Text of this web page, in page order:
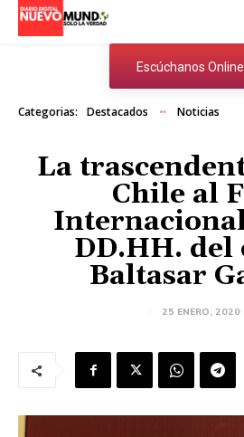
Escúchanos Online
Categorias: Destacados Noticias
La
Chile al
DD.HH. del
Baltasar
25 ENERO, 2020